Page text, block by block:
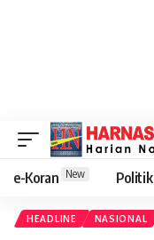
e-Koran New Politik
HEADLINE NASIONAL